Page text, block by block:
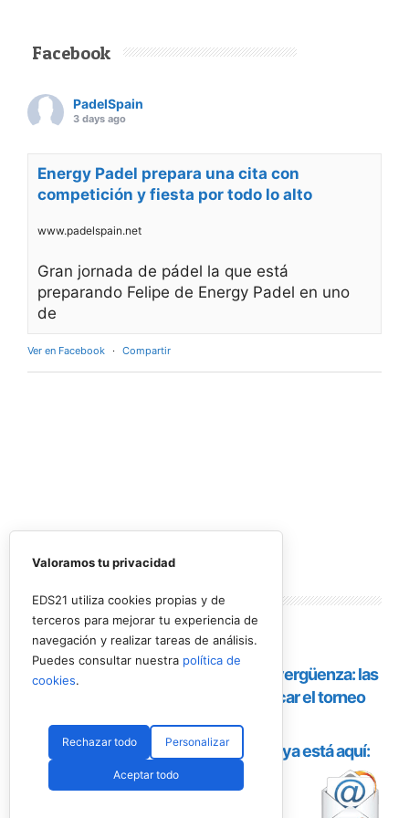
Facebook
PadelSpain
3 days ago
Energy Padel prepara una cita con
competición y fiesta por todo lo alto
www.padelspain.net
Gran jornada de pádel la que está
preparando Felipe de Energy Padel en uno
de
Ver en Facebook · Compartir
Lo másleído
Valoramos tu privacidad
EDS21 utiliza cookies propias y de
terceros para mejorar tu experiencia de
navegación y realizar tareas de análisis.
Puedes consultar nuestra política de
cookies.
Rechazar todo Personalizar
Aceptar todo